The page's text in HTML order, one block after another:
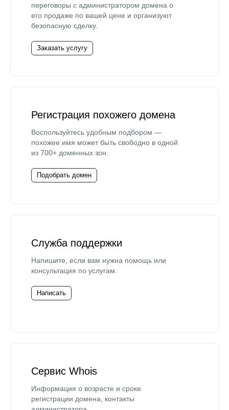
переговоры с администратором домена о
его продаже по вашей цене и организуют
безопасную сделку.
Заказать услугу
Регистрация похожего домена
Воспользуйтесь удобным подбором —
похожее имя может быть свободно в одной
из 700+ доменных зон.
Подобрать домен
Служба поддержки
Напишите, если вам нужна помощь или
консультация по услугам.
Написать
Сервис Whois
Информация о возрасте и сроке
регистрации домена, контакты